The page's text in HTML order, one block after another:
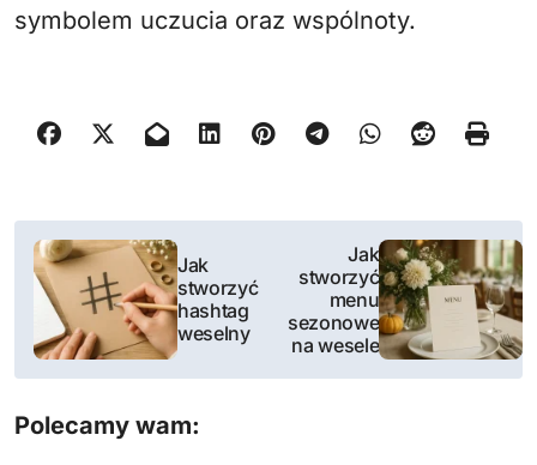
symbolem uczucia oraz wspólnoty.
N
w
i
g
Jak
stworzyć
hashtag
weselny
Jak
stworzyć
menu
sezonowe
na wesele
Polecamy wam: